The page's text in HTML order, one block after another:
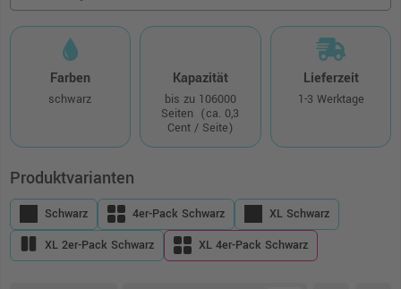
Farben
schwarz
Kapazität
bis zu 106000
Seiten (ca. 0,3
Cent / Seite)
Lieferzeit
1-3 Werktage
Produktvarianten
Schwarz 4er-Pack Schwarz
XL Schwarz
XL 2er-Pack Schwarz
XL 4er-Pack Schwarz